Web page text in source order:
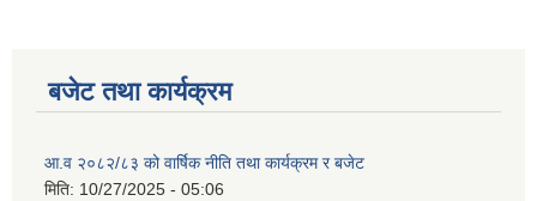
बजेट तथा कार्यक्रम
आ.व २०८२/८३ को वार्षिक नीति तथा कार्यक्रम र बजेट
मिति: 10/27/2025 - 05:06